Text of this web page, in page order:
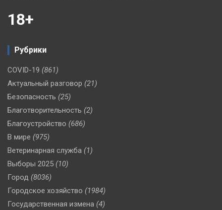
18+
Рубрики
COVID-19 (861)
Актуальный разговор (21)
Безопасность (25)
Благотворительность (2)
Благоустройство (686)
В мире (975)
Ветеринарная служба (1)
Выборы 2025 (10)
Город (8036)
Городское хозяйство (1984)
Государственная измена (4)